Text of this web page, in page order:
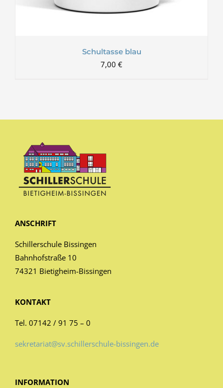
Schultasse blau
7,00 €
ANSCHRIFT
Schillerschule Bissingen
Bahnhofstraße 10
74321 Bietigheim-Bissingen
KONTAKT
Tel. 07142 / 91 75 – 0
sekretariat@sv.schillerschule-bissingen.de
INFORMATION